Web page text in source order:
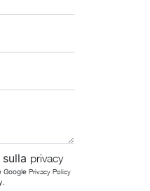
privacy
Google Privacy Policy